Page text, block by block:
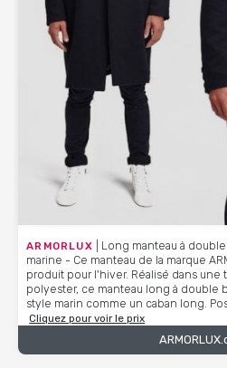
ARMORLUX | Long manteau à
marine - Ce manteau de la marque
produit pour l'hiver. Réalisé dans une
polyester, ce manteau long à double
style marin comme un caban long.
Cliquez pour voir le prix